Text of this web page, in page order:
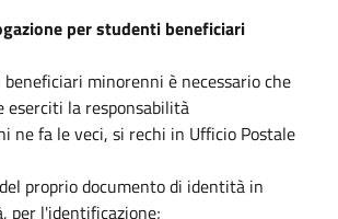
per studenti beneficiari
minorenni è necessario che
eserciti la responsabilità
ne fa le veci, si rechi in Ufficio Postale
proprio documento di identità in
per l'identificazione;